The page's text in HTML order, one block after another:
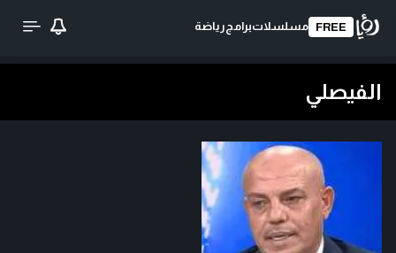
FREE مسلسلاتبرامج رياضة
الفيصلي